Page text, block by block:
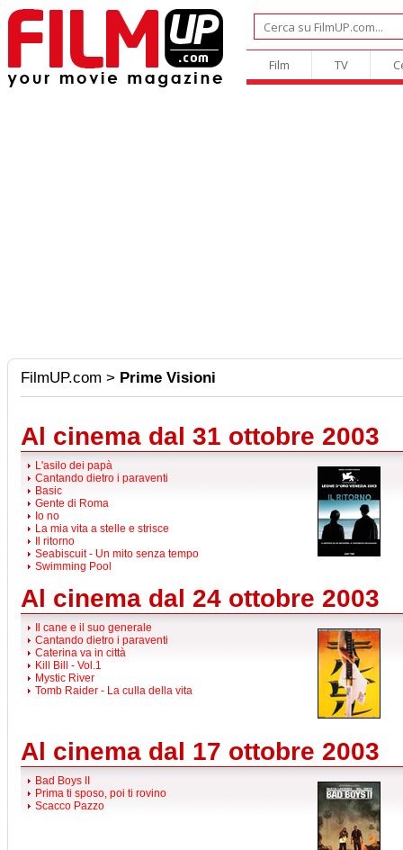
Film TV
FilmUP.com > Prime Visioni
Al cinema dal 31 ottobre 2003
L'asilo dei papà
Cantando dietro i paraventi
Basic
Gente di Roma
Io no
La mia vita a stelle e strisce
Il ritorno
Seabiscuit - Un mito senza tempo
Swimming Pool
Al cinema dal 24 ottobre 2003
Il cane e il suo generale
Cantando dietro i paraventi
Caterina va in città
Kill Bill - Vol.1
Mystic River
Tomb Raider - La culla della vita
Al cinema dal 17 ottobre 2003
Bad Boys II
Prima ti sposo, poi ti rovino
Scacco Pazzo